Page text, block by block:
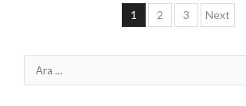
Yazı
1 2 3 Next
Arama: